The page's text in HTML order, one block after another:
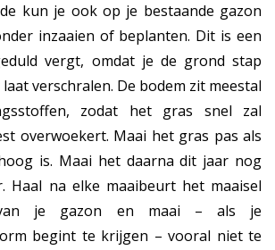
kun je ook op je bestaande gazon
inzaaien of beplanten. Dit is een
vergt, omdat je de grond stap
verschralen. De bodem zit meestal
zodat het gras snel zal
overwoekert. Maai het gras pas als
is. Maai het daarna dit jaar nog
Haal na elke maaibeurt het maaisel
je gazon en maai – als je
begint te krijgen – vooral niet te